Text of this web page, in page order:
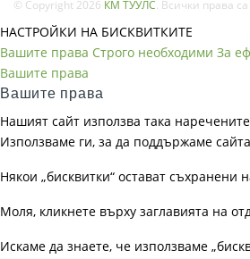
© Copyright 2026 КМ ТУУЛС . Всички права
НАСТРОЙКИ НА БИСКВИТКИТЕ
Вашите права Строго необходими За
Вашите права
Вашите права
Нашият сайт използва така
Използваме ги, за да поддържаме
Някои „бисквитки“ остават
Моля, кликнете върху заглавията на
Искаме да знаете, че използваме